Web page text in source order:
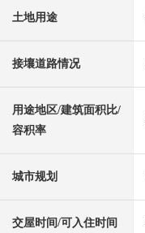
土地用途
接壤道路情况
用途地区/建筑面积比/
容积率
城市规划
交屋时间/可入住时间